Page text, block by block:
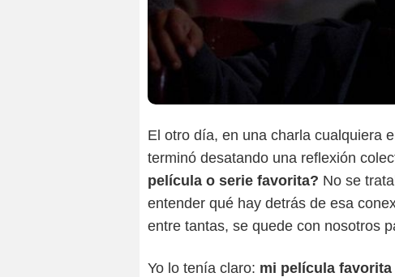
El otro día, en una charla cualquiera
terminó desatando una reflexión
película o serie favorita? No se
entender qué hay detrás de esa
entre tantas, se quede con nosotros
Yo lo tenía claro: mi película favorita